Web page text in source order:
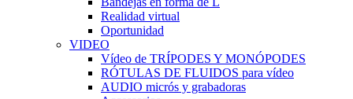
Realidad virtual
Oportunidad
VIDEO
Vídeo de TRÍPODES Y MONÓPODES
RÓTULAS DE FLUIDOS para vídeo
AUDIO micrós y grabadoras